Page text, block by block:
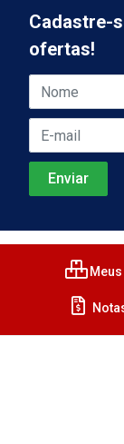
Cadastre-
ofertas!
Meus